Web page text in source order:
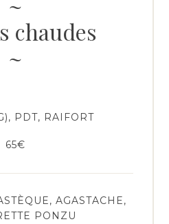
chaudes
PDT, RAIFORT
65€
AGASTACHE,
PONZU